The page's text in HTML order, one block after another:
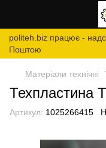
politeh.biz працює -
Поштою
Матеріали технічні
Техпластина
Артикул: 1025266415